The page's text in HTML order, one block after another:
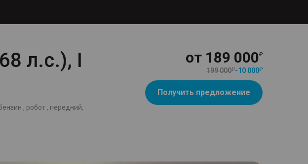
л.с.), I
, робот , передний,
от 189 000
199 000 -10 000
Получить предложение